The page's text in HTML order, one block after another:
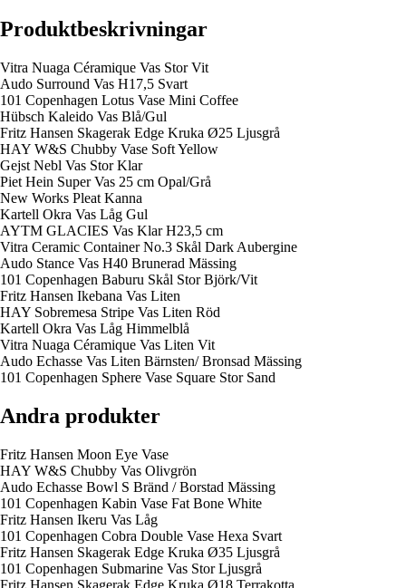
Produktbeskrivningar
Vitra Nuaga Céramique Vas Stor Vit
Audo Surround Vas H17,5 Svart
101 Copenhagen Lotus Vase Mini Coffee
Hübsch Kaleido Vas Blå/Gul
Fritz Hansen Skagerak Edge Kruka Ø25 Ljusgrå
HAY W&S Chubby Vase Soft Yellow
Gejst Nebl Vas Stor Klar
Piet Hein Super Vas 25 cm Opal/Grå
New Works Pleat Kanna
Kartell Okra Vas Låg Gul
AYTM GLACIES Vas Klar H23,5 cm
Vitra Ceramic Container No.3 Skål Dark Aubergine
Audo Stance Vas H40 Brunerad Mässing
101 Copenhagen Baburu Skål Stor Björk/Vit
Fritz Hansen Ikebana Vas Liten
HAY Sobremesa Stripe Vas Liten Röd
Kartell Okra Vas Låg Himmelblå
Vitra Nuaga Céramique Vas Liten Vit
Audo Echasse Vas Liten Bärnsten/ Bronsad Mässing
101 Copenhagen Sphere Vase Square Stor Sand
Andra produkter
Fritz Hansen Moon Eye Vase
HAY W&S Chubby Vas Olivgrön
Audo Echasse Bowl S Bränd / Borstad Mässing
101 Copenhagen Kabin Vase Fat Bone White
Fritz Hansen Ikeru Vas Låg
101 Copenhagen Cobra Double Vase Hexa Svart
Fritz Hansen Skagerak Edge Kruka Ø35 Ljusgrå
101 Copenhagen Submarine Vas Stor Ljusgrå
Fritz Hansen Skagerak Edge Kruka Ø18 Terrakotta